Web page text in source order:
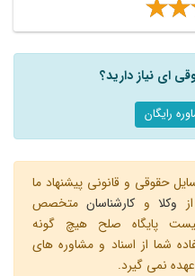
ای نیاز دارید؟
رایگان
حقوقی و قانونی پیشنهاد ما
وکلاو کارشناسانمتخصص
پایگاه صلح هیچ گونه
شما از اسناد و مشاوره های
نمی گیرد.